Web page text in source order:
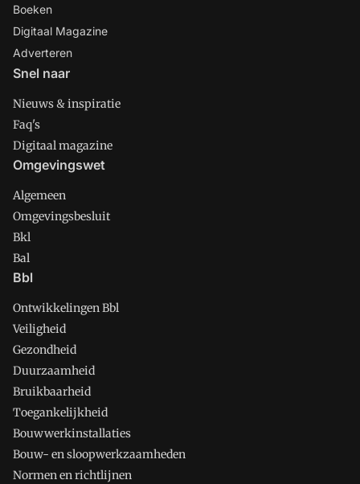
Boeken
Digitaal Magazine
Adverteren
Snel naar
Nieuws & inspiratie
Faq's
Digitaal magazine
Omgevingswet
Algemeen
Omgevingsbesluit
Bkl
Bal
Bbl
Ontwikkelingen Bbl
Veiligheid
Gezondheid
Duurzaamheid
Bruikbaarheid
Toegankelijkheid
Bouwwerkinstallaties
Bouw- en sloopwerkzaamheden
Normen en richtlijnen